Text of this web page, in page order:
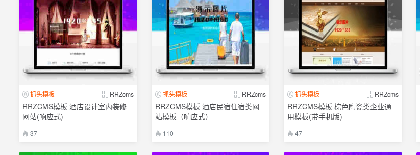
抓头模板 RRZcms
RRZCMS模板 酒店设计室内装修
网站(响应式)
37
抓头模板 RRZcms
RRZCMS模板 酒店民宿住宿类网
站模板（响应式）
110
抓头模板 RRZcms
RRZCMS模板 棕色陶瓷类企业通
用模板(带手机版)
47